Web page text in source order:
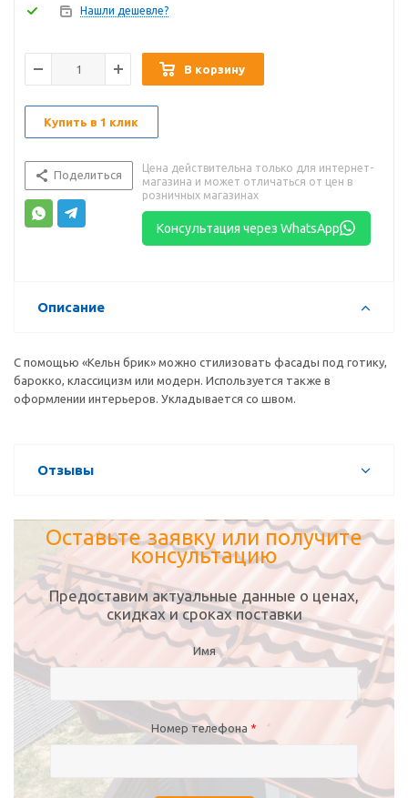
Нашли дешевле?
В корзину
Купить в 1 клик
Поделиться
Цена действительна только для интернет-
магазина и может отличаться от цен в
розничных магазинах
Консультация через WhatsApp
Описание
С помощью «Кельн брик» можно стилизовать фасады под готику,
барокко, классицизм или модерн. Используется также в
оформлении интерьеров. Укладывается со швом.
Отзывы
Оставьте заявку или получите
консультацию
Предоставим актуальные данные о ценах,
скидках и сроках поставки
Имя
Номер телефона *